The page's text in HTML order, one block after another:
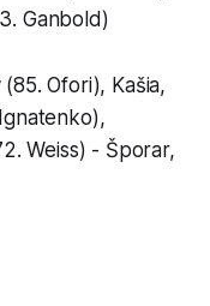
Ganbold)
Ofori), Kašia,
Weiss) - Šporar,